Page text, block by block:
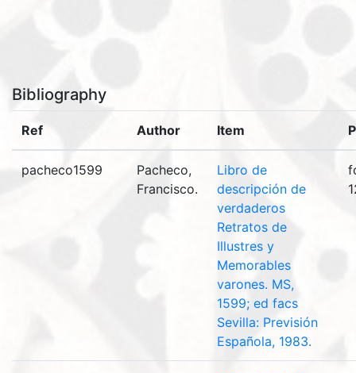
Bibliography
Ref Author Item
pacheco1599
Pacheco,
Francisco.
Libro de
descripción de
verdaderos
Retratos de
Illustres y
Memorables
varones. MS,
1599; ed facs
Sevilla: Previsión
Española, 1983.